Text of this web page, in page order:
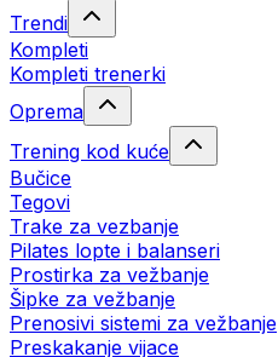
Trendi
Kompleti
Kompleti trenerki
Oprema
Trening kod kuće
Bučice
Tegovi
Trake za vezbanje
Pilates lopte i balanseri
Prostirka za vežbanje
Šipke za vežbanje
Prenosivi sistemi za vežbanje
Preskakanje vijace